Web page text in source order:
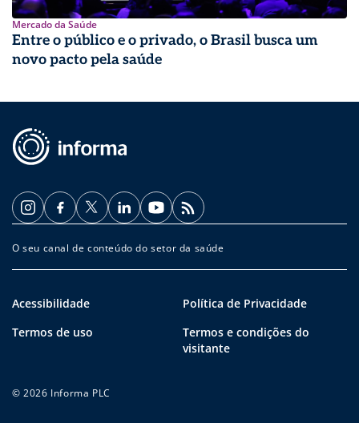
Mercado da Saúde
Entre o público e o privado, o Brasil busca um
novo pacto pela saúde
O seu canal de conteúdo do setor da saúde
Acessibilidade
Política de Privacidade
Termos de uso
Termos e condições do
visitante
© 2026 Informa PLC